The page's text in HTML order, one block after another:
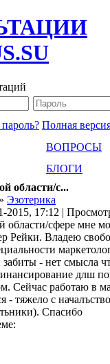
Полная
ВОПРОСЫ
БЛОГИ
области/с...
» Эзотерика
2015, 17:12 |
области/сфере мне
Рейки. Владею
- нет смысла
длш
Сейчас работаю в
- тяжело с
Спасибо